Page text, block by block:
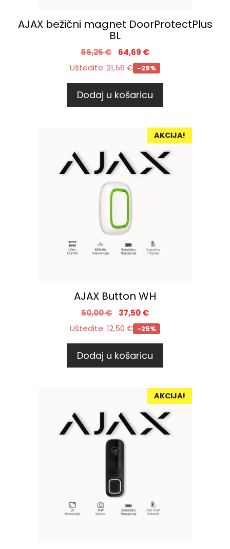
AJAX bežični magnet DoorProtectPlus
BL
86,25€ 64,69 €
Uštedite: 21,56 € -25%
Dodaj u košaricu
AKCIJA!
AJAX Button WH
50,00€ 37,50€
Uštedite: 12,50 € -25%
Dodaj u košaricu
AKCIJA!